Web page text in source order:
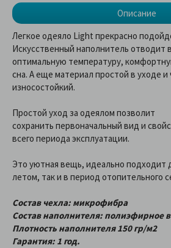
Описание
Легкое одеяло Light прекрасно
Искусственный наполнитель отводит
оптимальную температуру,
сна. А еще материал простой в уходе и
износостойкий.
Простой уход за одеялом позволит
сохранить первоначальный вид и
всего периода эксплуатации.
Это уютная вещь, идеально подходит
летом, так и в период отопительного
Состав чехла: микрофибра
Состав наполнителя: полиэфирное
Плотность наполнителя 150 гр/м2
Гарантия: 1 год.